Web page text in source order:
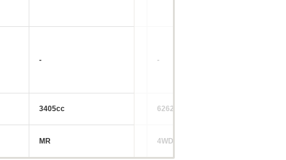
-
3405cc
MR
-
6262cc
4WD